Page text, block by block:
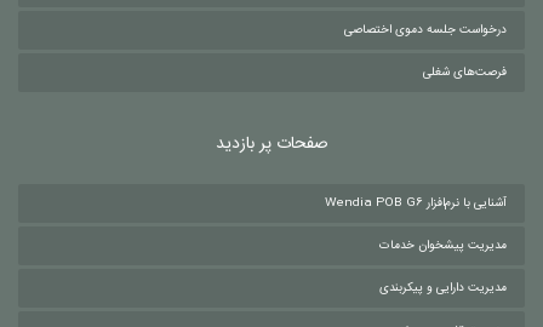
درخواست جلسه دموی اختصاصی
فرصت‌های شغلی
صفحات پر بازدید
آشنایی با نرم‌افزار Wendia POB G6
مدیریت پیشخوان خدمات
مدیریت دارایی و پیکربندی